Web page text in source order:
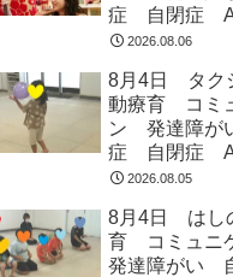
症 自閉症
ADHD 児童
市 つくばみ
市 守谷市
2026.08.06
8月4日 タク
動療育 コミ
ン 発達障が
症 自閉症
ADHD 児童
市 つくばみ
市 守谷市
2026.08.05
8月4日 はし
育 コミュニ
発達障がい